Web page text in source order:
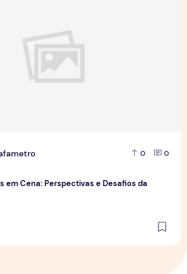
0 0
em Cena: Perspectivas e Desafios da